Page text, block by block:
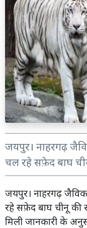
जयपुर। नाहरगढ़
चल रहे सफ़ेद बाघ
जयपुर। नाहरगढ़
रहे सफ़ेद बाघ चीनू की
मिली जानकारी के